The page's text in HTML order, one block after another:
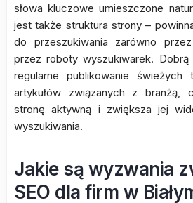
słowa kluczowe umieszczone
jest także struktura strony –
do przeszukiwania zarówno
przez roboty wyszukiwarek.
regularne publikowanie
artykułów związanych z branżą,
stronę aktywną i zwiększa jej
wyszukiwania.
Jakie są wyzwania
SEO dla firm w